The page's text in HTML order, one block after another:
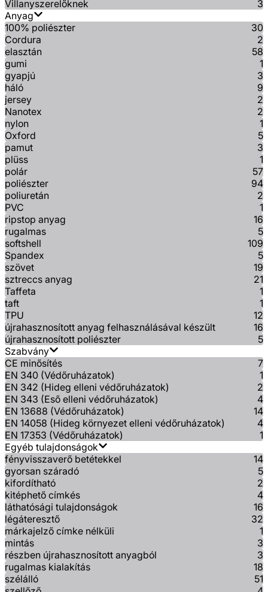
Villanyszerelőknek
3
Anyag
100% poliészter
30
Cordura
2
elasztán
58
gumi
1
gyapjú
3
háló
9
jersey
2
Nanotex
2
nylon
1
Oxford
5
pamut
3
plüss
1
polár
57
poliészter
94
poliuretán
2
PVC
1
ripstop anyag
16
rugalmas
5
softshell
109
Spandex
5
szövet
19
sztreccs anyag
21
Taffeta
1
taft
1
TPU
12
újrahasznosított anyag felhasználásával készült
16
újrahasznosított poliészter
5
Szabvány
CE minősítés
7
EN 340 (Védőruházatok)
1
EN 342 (Hideg elleni védőruházatok)
2
EN 343 (Eső elleni védőruházatok)
4
EN 13688 (Védőruházatok)
14
EN 14058 (Hideg környezet elleni védőruházatok)
4
EN 17353 (Védőruházatok)
1
Egyéb tulajdonságok
fényvisszaverő betétekkel
14
gyorsan száradó
5
kifordítható
2
kitéphető címkés
4
láthatósági tulajdonságok
16
légáteresztő
32
márkajelző címke nélküli
1
mintás
3
részben újrahasznosított anyagból
3
rugalmas kialakítás
18
szélálló
51